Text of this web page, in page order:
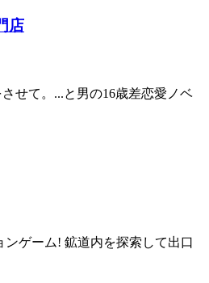
店
せて。...と男の16歳差恋愛ノベ
ンゲーム! 鉱道内を探索して出口